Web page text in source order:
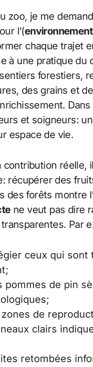
zoo, je me
l’(environnement
chaque trajet
à une pratique du
forestiers,
des grains et
et soigneurs:
espace de vie.
réelle,
récupérer des
forêts montre
ne veut pas dire
Par
ceux qui sont
pommes de pin
de
clairs
retombées